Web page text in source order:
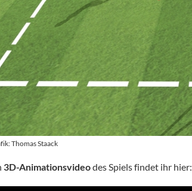
Thomas Staack
3D-Animationsvideodes Spiels findet ihr hier: